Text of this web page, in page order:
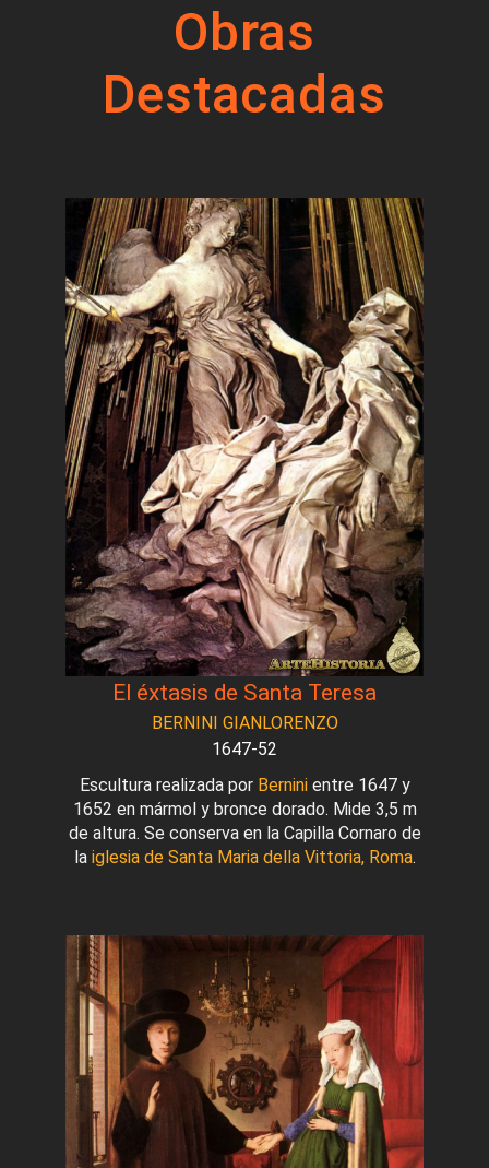
Obras
Destacadas
El éxtasis de Santa Teresa
BERNINI GIANLORENZO
1647-52
Escultura realizada por Berninientre 1647 y
1652 en mármol y bronce dorado. Mide 3,5 m
de altura. Se conserva en la Capilla Cornaro de
la iglesia de Santa Maria della Vittoria, Roma.